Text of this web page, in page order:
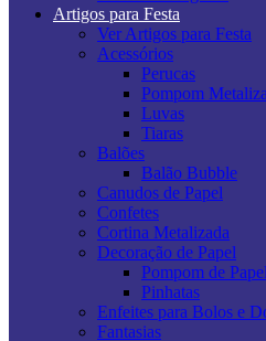
Artigos para Festa
Ver Artigos para Festa
Acessórios
Perucas
Pompom
Luvas
Tiaras
Balões
Balão Bubble
Canudos de Papel
Confetes
Cortina Metalizada
Decoração de Papel
Pompom de
Pinhatas
Enfeites para Bolos e
Fantasias